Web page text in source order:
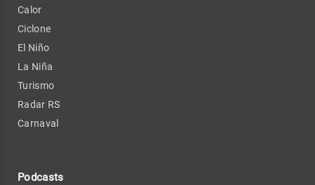
Calor
Ciclone
El Niño
La Niña
Turismo
Radar RS
Carnaval
Podcasts